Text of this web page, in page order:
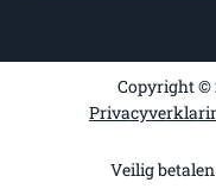
Copyright ©
Veilig betalen